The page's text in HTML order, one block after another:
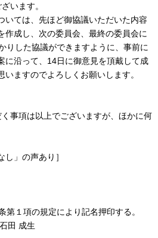
います。
ては、先ほど御協議いただいた内容
作成し、次の委員会、最終の委員会に
りした協議ができますように、事前に
に沿って、14日に御意見を頂戴して成
ますのでよろしくお願いします。
事項は以上でございますが、ほかに何
あり］
第１項の規定により記名押印する。
田 成生